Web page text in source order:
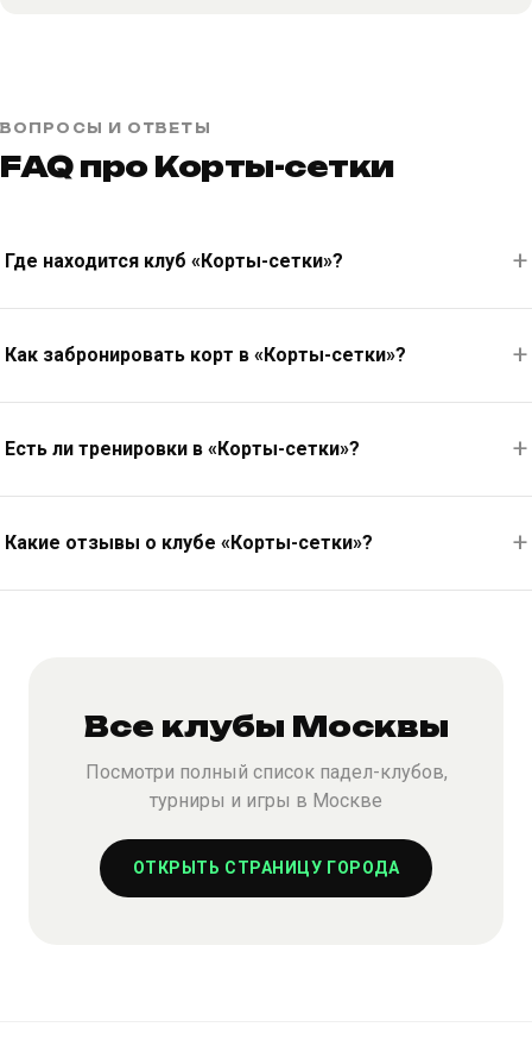
ВОПРОСЫ И ОТВЕТЫ
FAQ про Корты-сетки
Где находится клуб «Корты-сетки»?
Как забронировать корт в «Корты-сетки»?
Есть ли тренировки в «Корты-сетки»?
Какие отзывы о клубе «Корты-сетки»?
Все клубы Москвы
Посмотри полный список падел-клубов,
турниры и игры в Москве
ОТКРЫТЬ СТРАНИЦУ ГОРОДА